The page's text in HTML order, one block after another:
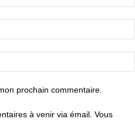
prochain commentaire.
à venir via émail. Vous